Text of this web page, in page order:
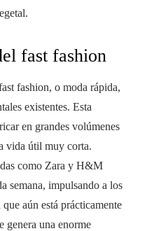
fast fashion
fashion, o moda rápida,
existentes. Esta
en grandes volúmenes
vida útil muy corta.
como Zara y H&M
semana, impulsando a los
aún está prácticamente
genera una enorme